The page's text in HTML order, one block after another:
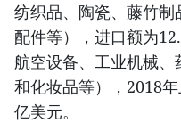
纺织品、陶瓷、藤竹
配件等），进口额为
航空设备、工业机械
和化妆品等），2018
亿美元。